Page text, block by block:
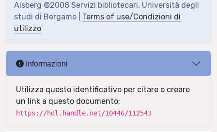
Aisberg ©2008 Servizi bibliotecari, Università degli
studi di Bergamo | Terms of use/Condizioni di
utilizzo
Informazioni
Utilizza questo identificativo per citare o creare
un link a questo documento:
https://hdl.handle.net/10446/112543